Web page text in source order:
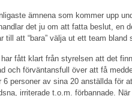
ämnena som kommer upp
det ju om att fatta beslut, en
till att “bara” välja ut ett team
fått klart från styrelsen att det
och förväntansfull över att få
6 personer av sina 20 anställda för
irriterade t.o.m. förbannade.